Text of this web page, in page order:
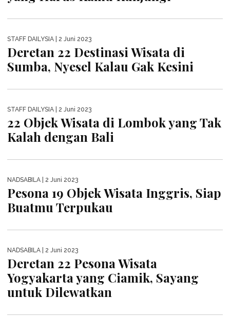
NADSABILA
Rekomendasi 22 Wisata di Kota
Kunjungi
NADSABILA| 10 Juni 2023